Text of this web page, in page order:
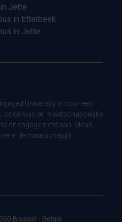
Jette
in Etterbeek
in Jette
University in voor een
onderwijs en maatschappelijke
dit engagement aan. Steun
in de maatschappij.
Brussel - België